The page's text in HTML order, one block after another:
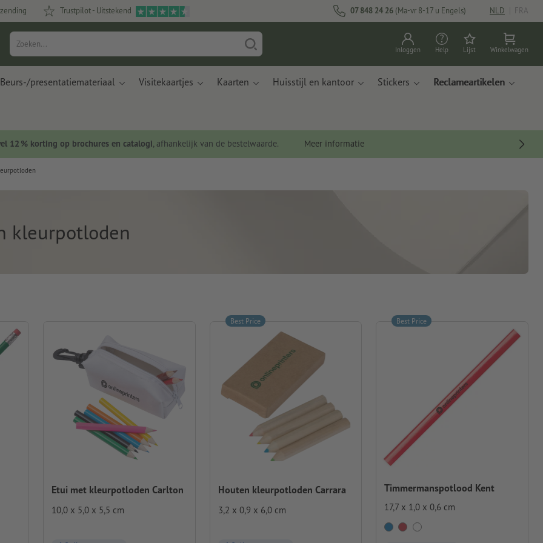
Trustpilot - Uitstekend 07 848 24 26 (Ma-vr 8-17 u Engels) NLD | FRA
Inloggen Help Lijst Winkelwagen
Beurs-/presentatiemateriaal Visitekaartjes Kaarten Huisstijl en kantoor Stickers Reclameartikelen
12 % korting op brochures en catalogi, afhankelijk van de bestelwaarde. Meer informatie
kleurpotloden
Etui met kleurpotloden Carlton
10,0 x 5,0 x 5,5 cm
Houten kleurpotloden Carrara
3,2 x 0,9 x 6,0 cm
Best Price
Timmermanspotlood Kent
17,7 x 1,0 x 0,6 cm
Best Price